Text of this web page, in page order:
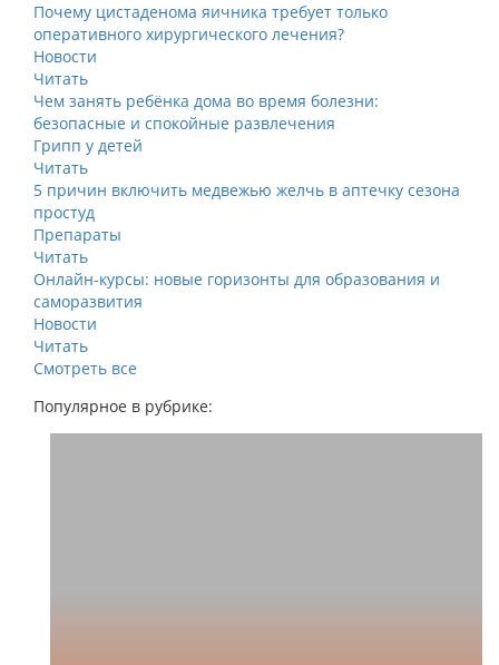
Почему цистаденома яичника требует только
оперативного хирургического лечения?
Новости
Читать
Чем занять ребёнка дома во время болезни:
безопасные и спокойные развлечения
Грипп у детей
Читать
5 причин включить медвежью желчь в аптечку сезона
простуд
Препараты
Читать
Онлайн-курсы: новые горизонты для образования и
саморазвития
Новости
Читать
Смотреть все
Популярное в рубрике: